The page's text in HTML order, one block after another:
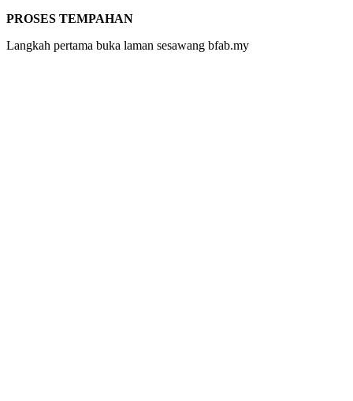
PROSES TEMPAHAN
Langkah pertama buka laman sesawang bfab.my